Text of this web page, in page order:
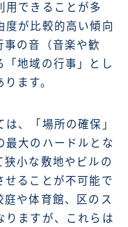
用できることが多
度が比較的高い傾向
事の音（音楽や歓
「地域の行事」とし
ます。
、「場所の確保」
最大のハードルとな
狭小な敷地やビルの
せることが不可能で
や体育館、区のス
りますが、これらは